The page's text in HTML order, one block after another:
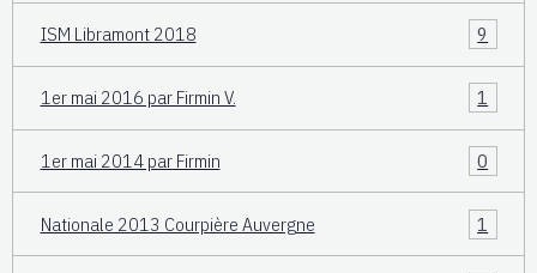
ISM Libramont 2018 9
1er mai 2016 par Firmin V. 1
1er mai 2014 par Firmin 0
Nationale 2013 Courpière Auvergne 1